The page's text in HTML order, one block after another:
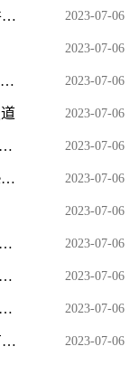
西力科技董秘回复： 公司开拓市场并取得更高市场份额的步伐从未停止，公司新产品研发情况请您关注相关公告 热资讯 2023-07-06
2023-07-06
《茶啊二中》曝“不放弃”版预告 这才是青春 2023-07-06
2023-07-06
环球通讯！榜上有名｜谷器数据入选2023工业互联网500强榜单 2023-07-06
假面骑士：井上正大发推配文“decade”，或将开启帝骑复活赛？粉丝说不要拍出21神主了 当前热点 2023-07-06
2023-07-06
深圳土拍规则松绑：调限价、竞现房、不竞“保” 2023-07-06
温网第3日综述：德约迎大满贯350胜，张帅惨遭巡回赛12连败 每日头条 2023-07-06
腾讯投资《极限竞速：地平线》创始人新工作室 打造全新3A 当前关注 2023-07-06
中央财办等部门印发通知 要求有力有序有效推广“千万工程”经验 2023-07-06